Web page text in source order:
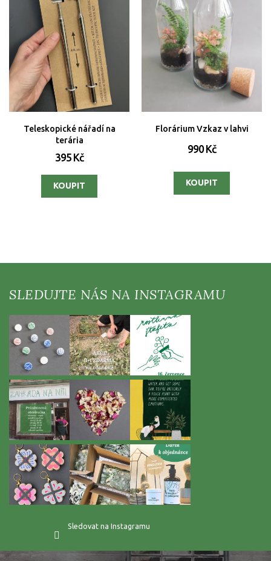
Teleskopické nářadí na
terária
395 Kč
Florárium Vzkaz v lahvi
990 Kč
Sledovat na Instagramu